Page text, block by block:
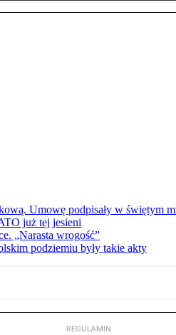
Umowę podpisały w świętym
już tej jesieni
„Narasta wrogość”
podziemiu były takie akty
REGULAMIN